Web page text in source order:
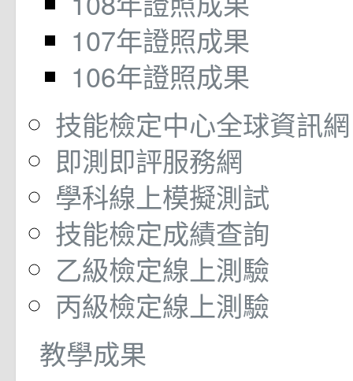
107年證照成果
106年證照成果
技能檢定中心全球資訊網
即測即評服務網
學科線上模擬測試
技能檢定成績查詢
乙級檢定線上測驗
丙級檢定線上測驗
教學成果